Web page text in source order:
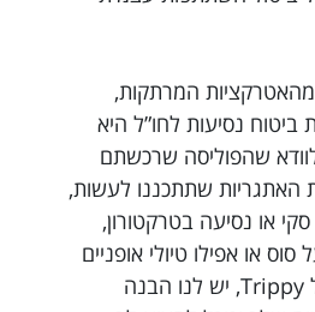
המרתקות,
ביטוח נסיעות לחו”ל היא
שהפוליסה שרכשתם
האתגריות שתתכננו לעשות,
או נסיעה בטרקטורון,
או אפילו טיולי אופניים
במסלולי שטח. אצל Trippy, יש לנו הבנה